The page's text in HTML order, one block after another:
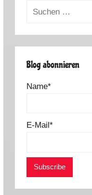
Suchen
Blog abonnieren
Name*
E-Mail*